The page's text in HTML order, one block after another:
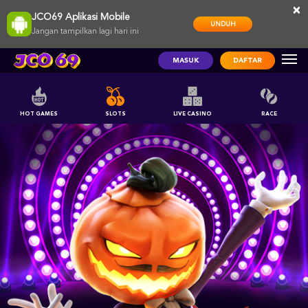
JCO69 Aplikasi Mobile
Jangan tampilkan lagi hari ini
UNDUH
×
MASUK DAFTAR
HOT GAMES SLOTS LIVE CASINO RACE